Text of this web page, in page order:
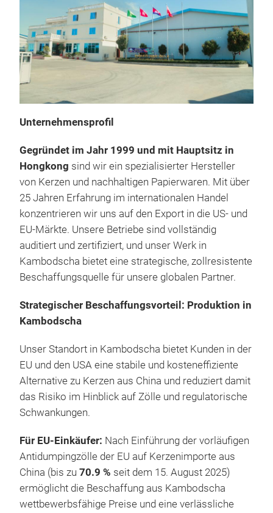
Unternehmensprofil
Gegründet im Jahr 1999 und mit Hauptsitz in
Hongkong sind wir ein spezialisierter Hersteller
von Kerzen und nachhaltigen Papierwaren. Mit über
25 Jahren Erfahrung im internationalen Handel
konzentrieren wir uns auf den Export in die US‑ und
EU‑Märkte. Unsere Betriebe sind vollständig
auditiert und zertifiziert, und unser Werk in
Kambodscha bietet eine strategische, zollresistente
Beschaffungsquelle für unsere globalen Partner.
Strategischer Beschaffungsvorteil: Produktion in
Kambodscha
Unser Standort in Kambodscha bietet Kunden in der
EU und den USA eine stabile und kosteneffiziente
Alternative zu Kerzen aus China und reduziert damit
das Risiko im Hinblick auf Zölle und regulatorische
Schwankungen.
Für EU‑Einkäufer: Nach Einführung der vorläufigen
Antidumpingzölle der EU auf Kerzenimporte aus
China (bis zu 70.9 % seit dem 15. August 2025)
ermöglicht die Beschaffung aus Kambodscha
wettbewerbsfähige Preise und eine verlässliche